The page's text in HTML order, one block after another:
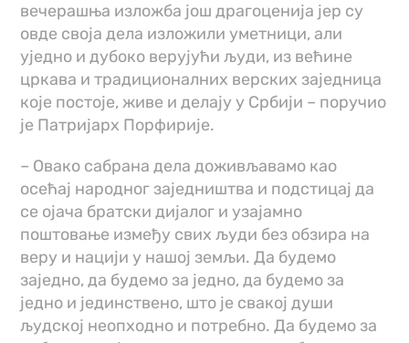
вечерашња изложба још драгоценија јер су
овде своја дела изложили уметници, али
уједно и дубоко верујући људи, из већине
цркава и традиционалних верских заједница
које постоје, живе и делају у Србији – поручио
је Патријарх Порфирије.
– Овако сабрана дела доживљавамо као
осећај народног заједништва и подстицај да
се ојача братски дијалог и узајамно
поштовање између свих људи без обзира на
веру и нацији у нашој земљи. Да будемо
заједно, да будемо за једно, да будемо за
једно и јединствено, што је свакој души
људској неопходно и потребно. Да будемо за